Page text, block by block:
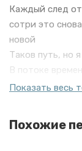
Каждый след
сотри это
новой
Таков путь, но
В потоке
Пусть пыль
Показать весь
Похожие